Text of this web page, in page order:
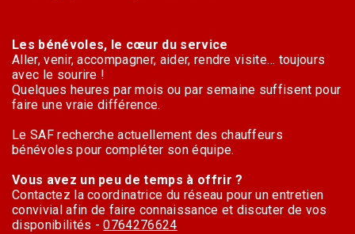
Les bénévoles, le cœur du service
Aller, venir, accompagner, aider, rendre visite… toujours
avec le sourire !
Quelques heures par mois ou par semaine suffisent pour
faire une vraie différence.
Le SAF recherche actuellement des chauffeurs
bénévoles pour compléter son équipe.
Vous avez un peu de temps à offrir ?
Contactez la coordinatrice du réseau pour un entretien
convivial afin de faire connaissance et discuter de vos
disponibilités -0764276624